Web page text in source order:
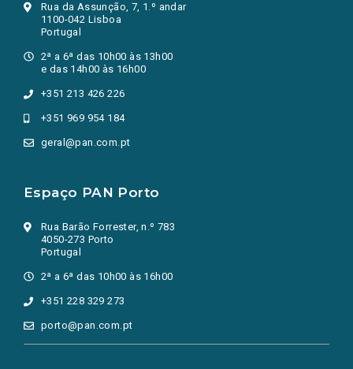
Rua da Assunção, 7, 1.º andar
1100-042 Lisboa
Portugal
2ª a 6ª das 10h00 às 13h00
e das 14h00 às 16h00
+351 213 426 226
+351 969 954 184
geral@pan.com.pt
Espaço PAN Porto
Rua Barão Forrester, n.º 783
4050-273 Porto
Portugal
2ª a 6ª das 10h00 às 16h00
+351 228 329 273
porto@pan.com.pt